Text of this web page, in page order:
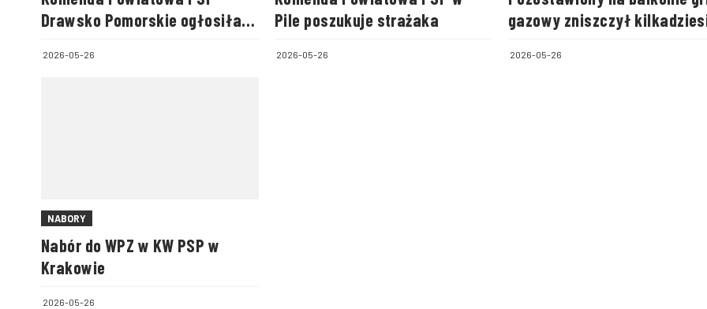
Drawsko Pomorskie ogłosiła
strażnicy (WIZUALIZACJE)
2026-05-26
Pile poszukuje strażaka
2026-05-26
gazowy zniszczył
2026-05-26
NABORY
Nabór do WPZ w KW PSP w
Krakowie
2026-05-26